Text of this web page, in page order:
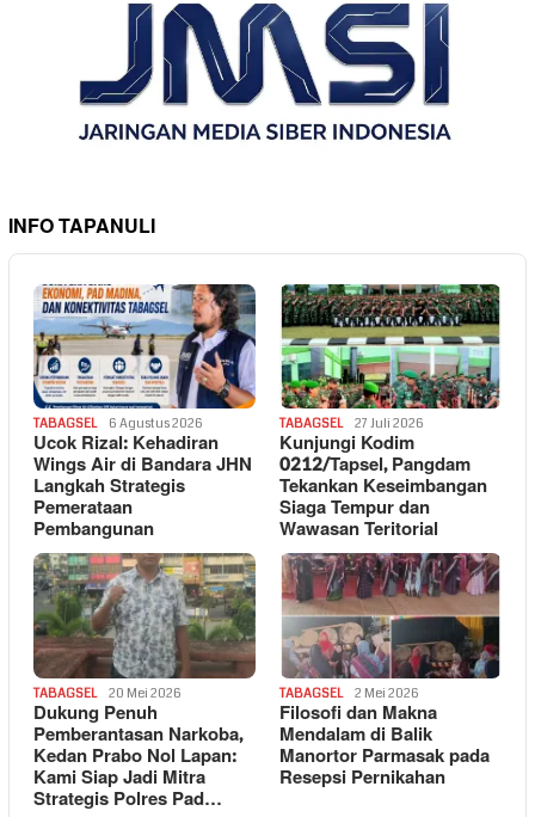
INFO TAPANULI
TABAGSEL 6 Agustus 2026
Ucok Rizal: Kehadiran
Wings Air di Bandara JHN
Langkah Strategis
Pemerataan
Pembangunan
TABAGSEL 27 Juli 2026
Kunjungi Kodim
0212/Tapsel, Pangdam
Tekankan Keseimbangan
Siaga Tempur dan
Wawasan Teritorial
TABAGSEL 20 Mei 2026
Dukung Penuh
Pemberantasan Narkoba,
Kedan Prabo Nol Lapan:
Kami Siap Jadi Mitra
Strategis Polres Pad…
TABAGSEL 2 Mei 2026
Filosofi dan Makna
Mendalam di Balik
Manortor Parmasak pada
Resepsi Pernikahan